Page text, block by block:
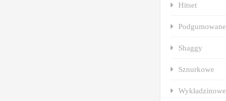
Hitset
Podgumowane
Shaggy
Sznurkowe
Wykładzinowe